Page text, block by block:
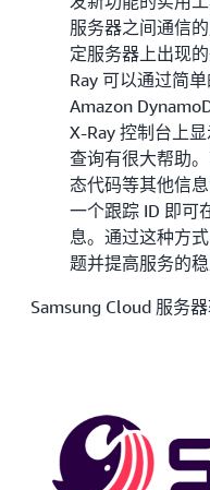
服务器之间通信
定服务器上出现
Ray 可以通过简
Amazon
X-Ray 控制台上
查询有很大帮助
态代码等其他信
一个跟踪 ID 即可
息。通过这种方
题并提高服务的稳
Samsung Cloud 服务